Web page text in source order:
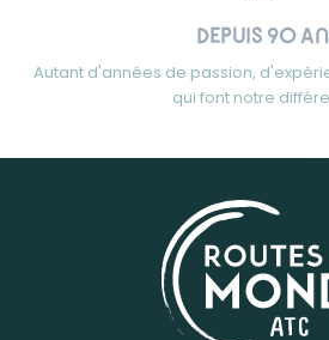
DEPUIS 90
Autant d'années de passion,
qui font notre